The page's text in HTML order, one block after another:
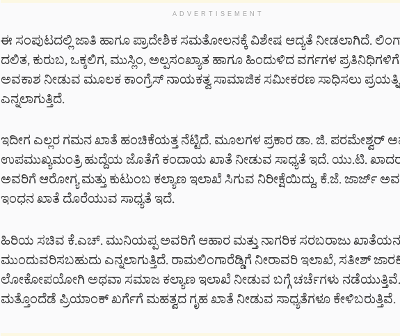
ADVERTISEMENT
ಈ ಸಂಪುಟದಲ್ಲಿ ಜಾತಿ ಹಾಗೂ ಪ್ರಾದೇಶಿಕ ಸಮತೋಲನಕ್ಕೆ ವಿಶೇಷ ಆದ್ಯತೆ ನೀಡಲಾಗಿದೆ.
ದಲಿತ, ಕುರುಬ, ಒಕ್ಕಲಿಗ, ಮುಸ್ಲಿಂ, ಅಲ್ಪಸಂಖ್ಯಾತ ಹಾಗೂ ಹಿಂದುಳಿದ ವರ್ಗಗಳ ಪ್ರತಿನಿಧಿಗಳಿಗೆ
ಅವಕಾಶ ನೀಡುವ ಮೂಲಕ ಕಾಂಗ್ರೆಸ್ ನಾಯಕತ್ವ ಸಾಮಾಜಿಕ ಸಮೀಕರಣ ಸಾಧಿಸಲು
ಎನ್ನಲಾಗುತ್ತಿದೆ.
ಇದೀಗ ಎಲ್ಲರ ಗಮನ ಖಾತೆ ಹಂಚಿಕೆಯತ್ತ ನೆಟ್ಟಿದೆ. ಮೂಲಗಳ ಪ್ರಕಾರ ಡಾ. ಜಿ. ಪರಮೇಶ್ವರ್
ಉಪಮುಖ್ಯಮಂತ್ರಿ ಹುದ್ದೆಯ ಜೊತೆಗೆ ಕಂದಾಯ ಖಾತೆ ನೀಡುವ ಸಾಧ್ಯತೆ ಇದೆ. ಯು.ಟಿ.
ಅವರಿಗೆ ಆರೋಗ್ಯ ಮತ್ತು ಕುಟುಂಬ ಕಲ್ಯಾಣ ಇಲಾಖೆ ಸಿಗುವ ನಿರೀಕ್ಷೆಯಿದ್ದು, ಕೆ.ಜೆ. ಜಾರ್ಜ್
ಇಂಧನ ಖಾತೆ ದೊರೆಯುವ ಸಾಧ್ಯತೆ ಇದೆ.
ಹಿರಿಯ ಸಚಿವ ಕೆ.ಎಚ್. ಮುನಿಯಪ್ಪ ಅವರಿಗೆ ಆಹಾರ ಮತ್ತು ನಾಗರಿಕ ಸರಬರಾಜು
ಮುಂದುವರಿಸಬಹುದು ಎನ್ನಲಾಗುತ್ತಿದೆ. ರಾಮಲಿಂಗಾರೆಡ್ಡಿಗೆ ನೀರಾವರಿ ಇಲಾಖೆ, ಸತೀಶ್
ಲೋಕೋಪಯೋಗಿ ಅಥವಾ ಸಮಾಜ ಕಲ್ಯಾಣ ಇಲಾಖೆ ನೀಡುವ ಬಗ್ಗೆ ಚರ್ಚೆಗಳು ನಡೆಯುತ್ತಿವೆ.
ಮತ್ತೊಂದೆಡೆ ಪ್ರಿಯಾಂಕ್ ಖರ್ಗೆಗೆ ಮಹತ್ವದ ಗೃಹ ಖಾತೆ ನೀಡುವ ಸಾಧ್ಯತೆಗಳೂ ಕೇಳಿಬರುತ್ತಿವೆ.